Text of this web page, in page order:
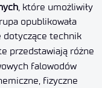
, które umożliwiły
opublikowała
dotyczące technik
przedstawiają różne
falowodów
fizyczne